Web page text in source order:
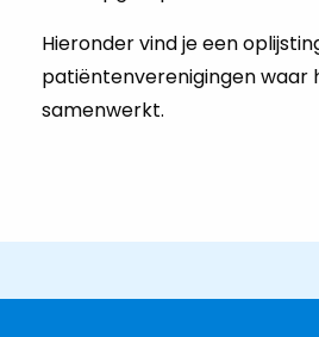
Hieronder vind je een
patiëntenverenigingen waar
samenwerkt.